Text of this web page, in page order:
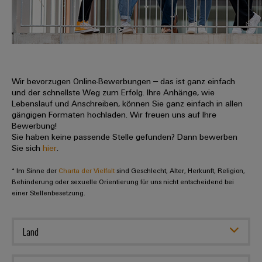
erlebbar
werden.
Datencenter
Produkte
für
Rechenzentren
–
effizient,
zuverlässig,
skalierbar
Energiespeicher
Lösungen
und
Anschlusstechnologie
DC-
u-
OS
Edge
Computing
Industrial
5G
Single
Leiterplattenklemmen
Gehäusesysteme
komponenten
Kabeleinführungssysteme
und
-
komponenten
Anschlussleitungen,
Patchkabel
Fast
Delivery
Beratung
und
digitale
Planung
easyConnect
-
Ihre
uns
Promotionfahrzeug
Distribution
Info
für
unsere
Partner
Vertrieb
Weidmüller
Zahlen
Unser
Vorstand
Nachhaltigkeit
Academy
People
Karriere
Stellen
für
Berufserfahrene
Für
Studierende
Werkstudententätigkeiten
Praktika
Abschlussarbeiten
Wir bevorzugen Online-Bewerbungen – das ist ganz einfach
und der schnellste Weg zum Erfolg. Ihre Anhänge, wie
Lebenslauf und Anschreiben, können Sie ganz einfach in allen
gängigen Formaten hochladen. Wir freuen uns auf Ihre
Bewerbung!
Sie haben keine passende Stelle gefunden? Dann bewerben
Sie sichhier
* Im Sinne der Charta der Vielfalt sind Geschlecht, Alter, Herkunft, Religion,
Behinderung oder sexuelle Orientierung für uns nicht entscheidend bei
einer Stellenbesetzung.
Land